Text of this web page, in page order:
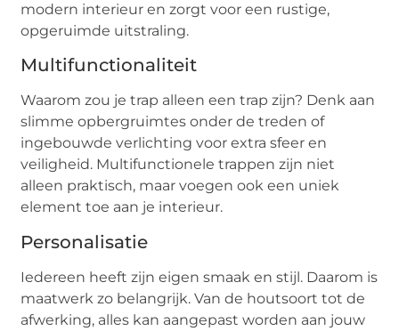
modern interieur en zorgt voor een rustige,
opgeruimde uitstraling.
Multifunctionaliteit
Waarom zou je trap alleen een trap zijn? Denk aan
slimme opbergruimtes onder de treden of
ingebouwde verlichting voor extra sfeer en
veiligheid. Multifunctionele trappen zijn niet
alleen praktisch, maar voegen ook een uniek
element toe aan je interieur.
Personalisatie
Iedereen heeft zijn eigen smaak en stijl. Daarom is
maatwerk zo belangrijk. Van de houtsoort tot de
afwerking, alles kan aangepast worden aan jouw